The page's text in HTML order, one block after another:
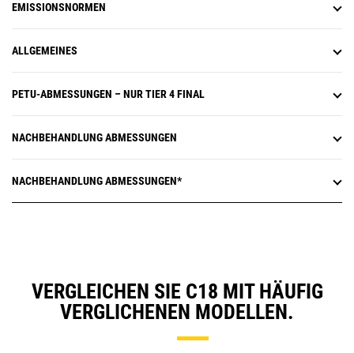
EMISSIONSNORMEN
ALLGEMEINES
PETU-ABMESSUNGEN – NUR TIER 4 FINAL
NACHBEHANDLUNG ABMESSUNGEN
NACHBEHANDLUNG ABMESSUNGEN*
VERGLEICHEN SIE C18 MIT HÄUFIG
VERGLICHENEN MODELLEN.